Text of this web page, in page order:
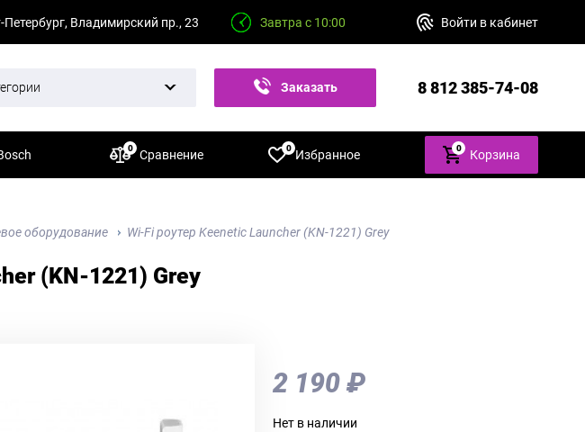
Петербург, Владимирский пр., 23 Завтра с 10:00 Войти в кабинет
Заказать 8 812 385-74-08
Сравнение
0 Избранное
0 0 Корзина
оборудование Wi-Fi роутер Keenetic Launcher (KN-1221) Grey
(KN-1221) Grey
2 190 ₽
Нет в наличии